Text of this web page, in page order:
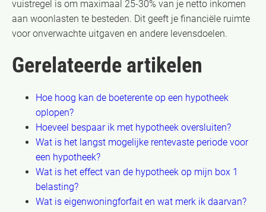
vuistregel is om maximaal 25-30% van je netto inkomen
aan woonlasten te besteden. Dit geeft je financiële ruimte
voor onverwachte uitgaven en andere levensdoelen.
Gerelateerde artikelen
Hoe hoog kan de boeterente op een hypotheek
oplopen?
Hoeveel bespaar ik met hypotheek oversluiten?
Wat is het langst mogelijke rentevaste periode voor
een hypotheek?
Wat is het effect van de hypotheek op mijn box 1
belasting?
Wat is eigenwoningforfait en wat merk ik daarvan?